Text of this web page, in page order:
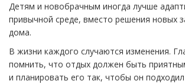
Детям и новобрачным иногда лучше
привычной среде, вместо решения новых
дома.
В жизни каждого случаются изменения.
помнить, что отдых должен быть
и планировать его так, чтобы он